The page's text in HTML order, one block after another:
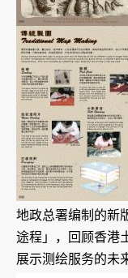
地政总署编制的新
途程」，回顾香港
展示测绘服务的未